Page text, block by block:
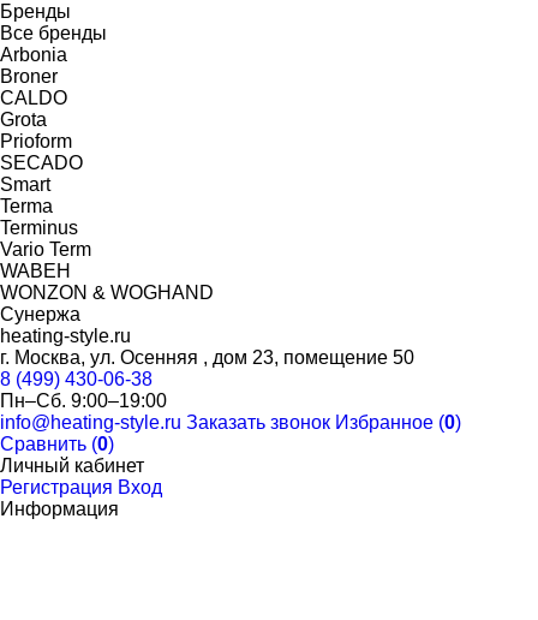
Бренды
Все бренды
Arbonia
Broner
CALDO
Grota
Prioform
SECADO
Smart
Terma
Terminus
Vario Term
WABEH
WONZON & WOGHAND
Сунержа
heating-style.ru
г. Москва, ул. Осенняя , дом 23, помещение 50
8 (499) 430-06-38
Пн–Сб. 9:00–19:00
info@heating-style.ru Заказать звонок Избранное (0)
Сравнить (0)
Личный кабинет
Регистрация Вход
Информация